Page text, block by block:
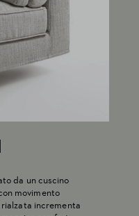
da un cuscino
movimento
incrementa